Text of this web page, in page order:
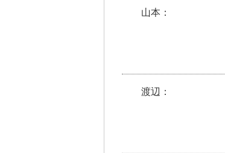
山本：
渡辺：